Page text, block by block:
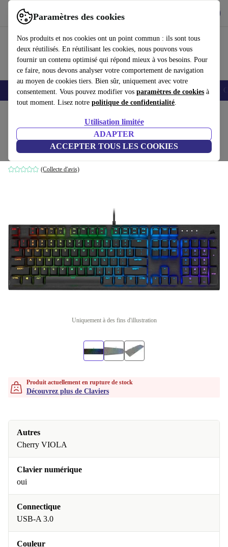
Paramètres des cookies
Nos produits et nos cookies ont un point commun : ils sont tous
deux réutilisés. En réutilisant les cookies, nous pouvons vous
fournir un contenu optimisé qui répond mieux à vos besoins. Pour
ce faire, nous devons analyser votre comportement de navigation
au moyen de cookies tiers. Bien sûr, uniquement avec votre
consentement. Vous pouvez modifier vos paramètres de cookies à
tout moment. Lisez notre politique de confidentialité.
Utilisation limitée
ADAPTER
ACCEPTER TOUS LES COOKIES
Utilisez refurbed rapidement et facilement
Smartphones Laptops Tablettes Montres connectées Accessoires
Corsair K60 RGB PRO
Cherry VIOLA | Noir | US
(Collecte d'avis)
Uniquement à des fins d'illustration
Produit actuellement en rupture de stock
Découvrez plus de Claviers
Autres
Cherry VIOLA
Clavier numérique
oui
Connectique
USB-A 3.0
Couleur